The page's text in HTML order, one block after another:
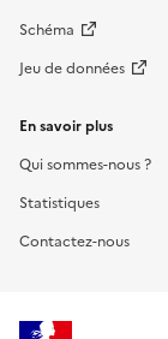
Schéma
Jeu de données
En savoir plus
Qui sommes-nous ?
Statistiques
Contactez-nous